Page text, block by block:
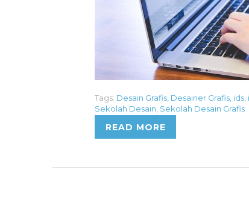
Tags: Desain Grafis Desainer Grafis ids
Sekolah Desain Sekolah Desain Grafis
READ MORE